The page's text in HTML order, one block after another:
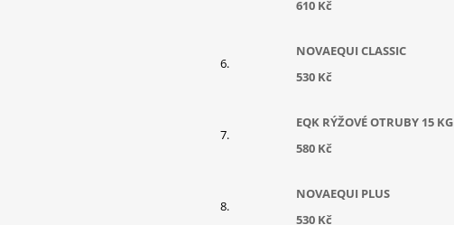
610 Kč
NOVAEQUI CLASSIC
530 Kč
EQK RÝŽOVÉ OTRUBY 15 KG
580 Kč
NOVAEQUI PLUS
530 Kč